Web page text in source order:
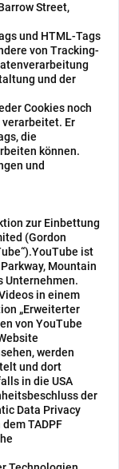
Street,
und HTML-Tags
von Tracking-
und der
Cookies noch
Er
die
können.
und
zur Einbettung
(Gordon
ist
Mountain
Unternehmen.
in einem
„Erweiterter
von YouTube
werden
und dort
in die USA
der
Data Privacy
TADPF